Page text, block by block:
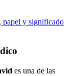
papel y significado
es una de las